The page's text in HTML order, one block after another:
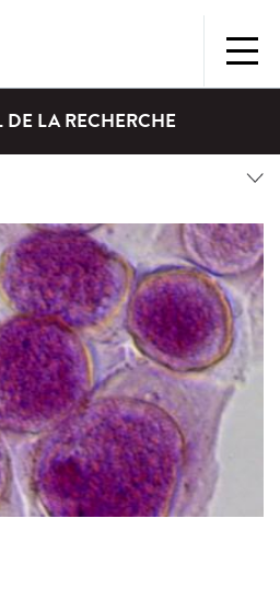
DE LA RECHERCHE